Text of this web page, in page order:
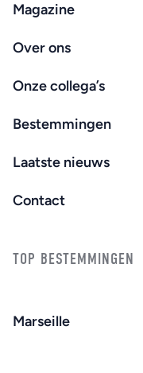
Magazine
Over ons
Onze collega’s
Bestemmingen
Laatste nieuws
Contact
TOP BESTEMMINGEN
Marseille